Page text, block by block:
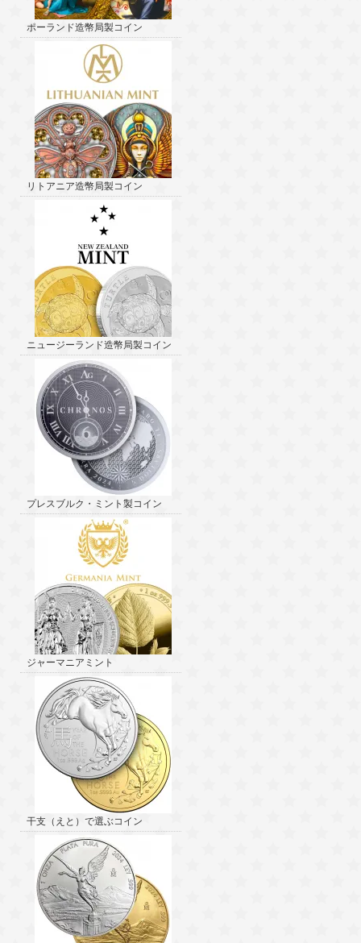
ポーランド造幣局製コイン
リトアニア造幣局製コイン
ニュージーランド造幣局製コイン
プレスブルク・ミント製コイン
ジャーマニアミント
干支（えと）で選ぶコイン